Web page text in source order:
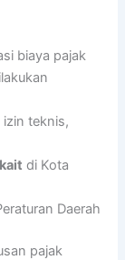
biaya pajak
izin teknis,
di Kota
Daerah
pajak